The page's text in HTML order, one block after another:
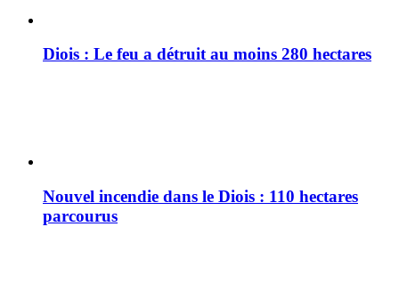
Diois : Le feu a détruit au moins 280 hectares
Nouvel incendie dans le Diois : 110 hectares
parcourus